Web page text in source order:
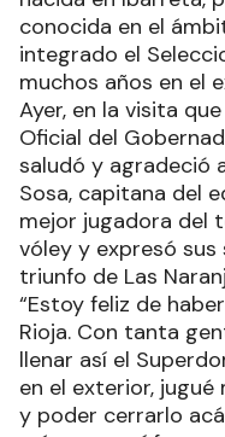
conocida en el
integrado el
muchos años en el
Ayer, en la visita
Oficial del
saludó y agradeció
Sosa, capitana del
mejor jugadora del
vóley y expresó
triunfo de Las
“Estoy feliz de
Rioja. Con tanta
llenar así el
en el exterior, jugué
y poder cerrarlo